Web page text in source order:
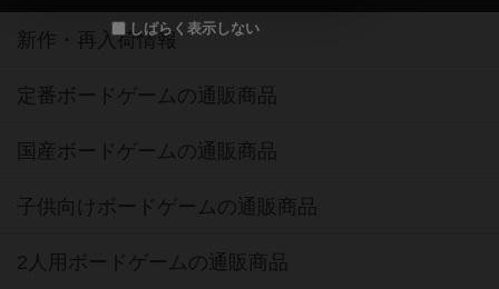
しばらく表示しない
新作・再入荷情報
定番ボードゲームの通販商品
国産ボードゲームの通販商品
子供向けボードゲームの通販商品
2人用ボードゲームの通販商品